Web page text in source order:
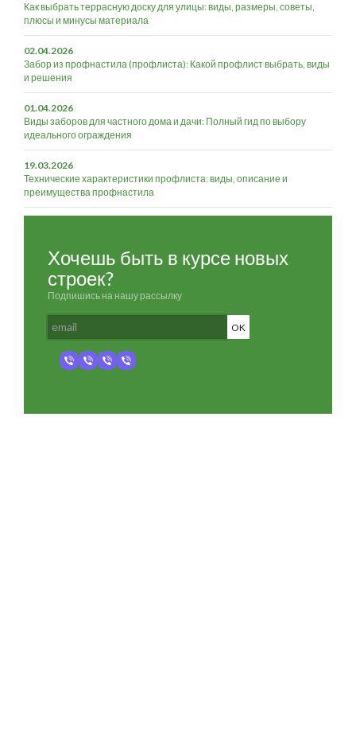
Как выбрать террасную доску для улицы: виды, размеры, советы,
плюсы и минусы материала
02.04.2026
Забор из профнастила (профлиста): Какой профлист выбрать, виды
и решения
01.04.2026
Виды заборов для частного дома и дачи: Полный гид по выбору
идеального ограждения
19.03.2026
Технические характеристики профлиста: виды, описание и
преимущества профнастила
Хочешь быть в курсе новых
строек?
Подпишись на нашу рассылку